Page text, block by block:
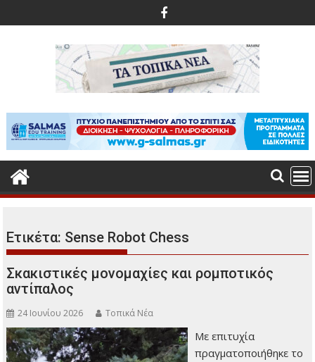
στο
περιεχόμενο
Ετικέτα: Sense Robot Chess
Σκακιστικές μονομαχίες και ρομποτικός
αντίπαλος
24 Ιουνίου 2026 Τοπικά Νέα
Με επιτυχία
πραγματοποιήθηκε το